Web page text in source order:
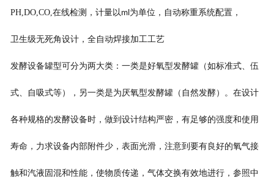
PH,DO,CO,在线检测，计量以ml为单位，自动称重系统配置，
卫生级无死角设计，全自动焊接加工工艺
发酵设备罐型可分为两大类：一类是好氧型发酵罐（如标准式、伍
式、自吸式等），另一类是为厌氧型发酵罐（自然发酵）。在设计
各种规格的发酵设备时，做到设计结构严密，有足够的强度和使用
寿命，力求设备内部附件少，表面光滑，注意到要有良好的氧气接
触和汽液固混和性能，使物质传递，气体交换有效地进行，参照中